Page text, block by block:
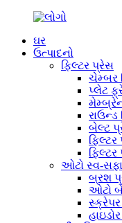
ઘર
ઉત્પાદનો
ફિલ્ટર પ્રેસ
ચેમ્બર
પ્લેટ
રાઉન્ડ
બેલ્ટ
ફિલ્ટર
ઓટો સ્વ-
બ્રશ
ઓટો